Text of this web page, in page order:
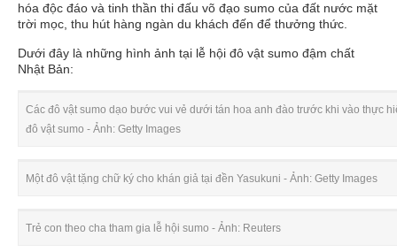
hóa độc đáo và tinh thần thi đấu võ đạo sumo của đất nước mặt
trời mọc, thu hút hàng ngàn du khách đến để thưởng thức.
Dưới đây là những hình ảnh tại lễ hội đô vật sumo đậm chất
Nhật Bản:
Các đô vật sumo dạo bước vui vẻ dưới tán hoa anh đào trước khi vào thực
đô vật sumo - Ảnh: Getty Images
Một đô vật tặng chữ ký cho khán giả tại đền Yasukuni - Ảnh: Getty Images
Trẻ con theo cha tham gia lễ hội sumo - Ảnh: Reuters